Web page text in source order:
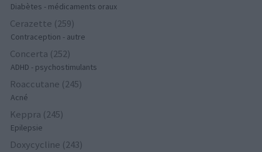
Diabètes - médicaments oraux
Cerazette (259)
Contraception - autre
Concerta (252)
ADHD - psychostimulants
Roaccutane (245)
Acné
Keppra (245)
Epilepsie
Doxycycline (243)